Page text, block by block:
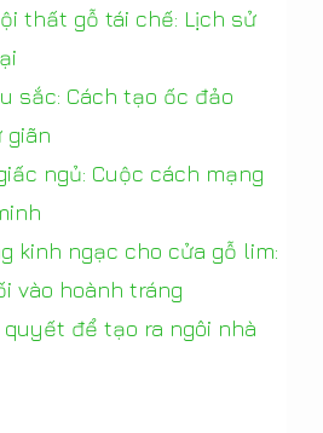
thất gỗ tái chế: Lịch sử
sắc: Cách tạo ốc đảo
giãn
ngủ: Cuộc cách mạng
kinh ngạc cho cửa gỗ lim:
vào hoành tráng
quyết để tạo ra ngôi nhà